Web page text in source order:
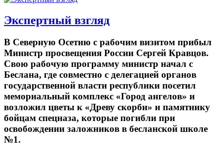
Экспертный взгляд
В Северную Осетию с рабочим визитом прибыл
Министр просвещения России Сергей Кравцов.
Свою рабочую программу министр начал с
Беслана, где совместно с делегацией органов
государственной власти республики посетил
мемориальный комплекс «Город ангелов» и
возложил цветы к «Древу скорби» и памятнику
бойцам спецназа, которые погибли при
освобождении заложников в бесланской школе
№1.